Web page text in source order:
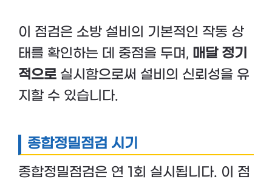
이 점검은 소방 설비의 기본적인 작동 상
태를 확인하는 데 중점을 두며, 매달 정기
적으로 실시함으로써 설비의 신뢰성을 유
지할 수 있습니다.
종합정밀점검 시기
종합정밀점검은 연 1회 실시됩니다. 이 점